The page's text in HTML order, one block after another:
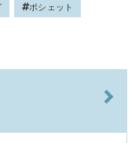
ポシェット